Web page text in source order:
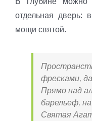
отдельная дверь:
мощи святой.
фресками,
Прямо над
барельеф,
Святая